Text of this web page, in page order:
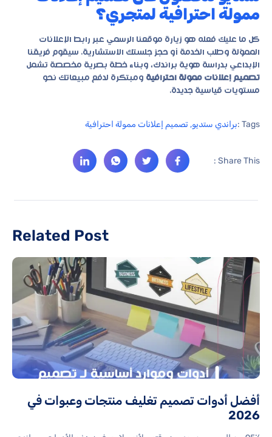
ممولة احترافية لمتجري؟
كل ما عليك فعله هو زيارة موقعنا الرسمي عبر رابط الإعلانات
المموّلة وطلب الخدمة أو حجز جلستك الاستشارية. سيقوم فريقنا
الإبداعي بدراسة هوية براندك، وبناء خطة بصرية مخصصة تشمل
تصميم إعلانات ممولة احترافية ومبتكرة لدفع مبيعاتك نحو
مستويات قياسية جديدة.
Tags : براندي ستديو,تصميم إعلانات ممولة احترافية
Share This :
Related Post
أفضل أدوات تصميم تغليف منتجات وعبوات في
2026